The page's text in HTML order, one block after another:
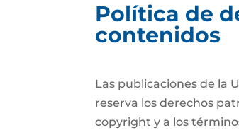
Política de
contenidos
Las publicaciones de la
reserva los derechos
copyright y a los